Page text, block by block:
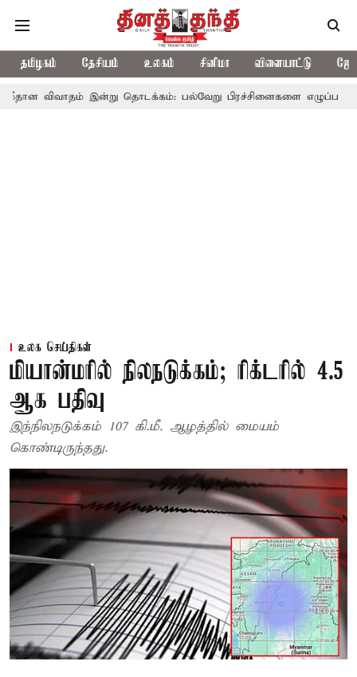
தமிழகம் தேசியம் உலகம் சினிமா விளையாட்டு
இன்று தொடக்கம்: பல்வேறு பிரச்சினைகளை எழுப்ப எதிர்க்கட்சிகள்
உலக செய்திகள்
மியான்மரில் நிலநடுக்கம்; ரிக்டரில் 4.5
ஆக பதிவு
இந்நிலநடுக்கம் 107 கி.மீ. ஆழத்தில் மையம்
கொண்டிருந்தது.